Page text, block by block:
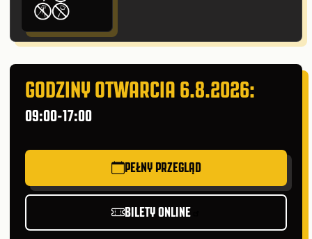
GODZINY OTWARCIA 6.8.2026:
09:00-17:00
PEŁNY PRZEGLĄD
BILETY ONLINE